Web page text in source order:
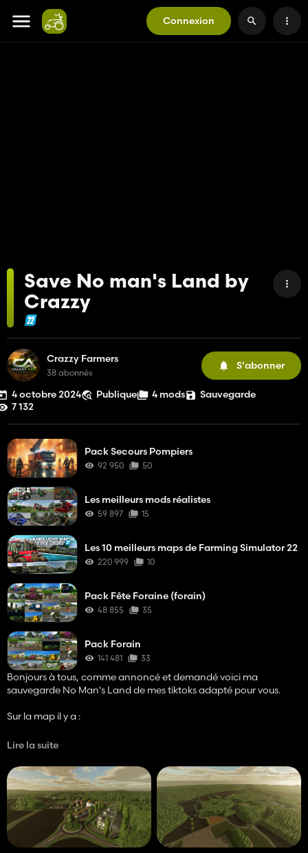
Connexion
Save No man's Land by
Crazzy
Crazzy Farmers
38 abonnés
S'abonner
4 octobre 2024 Publique 4 mods
Sauvegarde
7 132
Bonjours à tous, comme annoncé et demandé voici ma
sauvegarde No Man's Land de mes tiktoks adapté pour vous.
Sur la map il y a :
- 4 emplacements de ferme
- Un Village
- Une zone industrielle
- Un BGA
Mais pour en savoir plus je t'invite à aller voir la vidéo je résume
tout et tu comprendras mieux ;)
Lire la suite
Pack Secours Pompiers
92 950 50
Les meilleurs mods réalistes
59 897 15
Les 10 meilleurs maps de Farming Simulator 22
220 999 10
Pack Fête Foraine (forain)
48 855 35
Pack Forain
141 481 33